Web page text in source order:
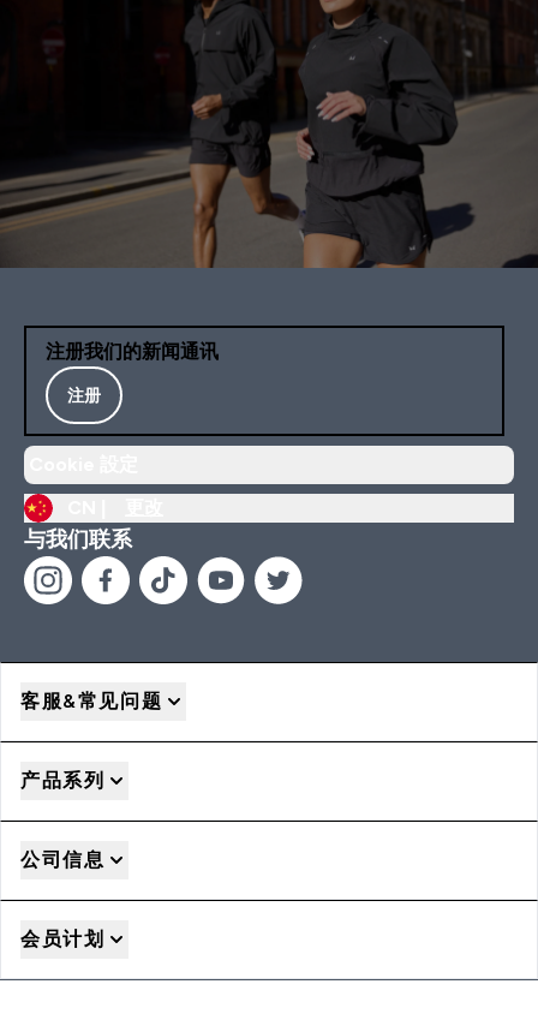
注册我们的新闻通讯
注册
与我们联系
客服&常见问题
产品系列
公司信息
会员计划